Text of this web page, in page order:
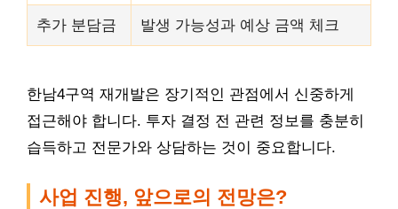
추가 분담금 발생 가능성과 예상 금액 체크
한남4구역 재개발은 장기적인 관점에서 신중하게
접근해야 합니다. 투자 결정 전 관련 정보를 충분히
습득하고 전문가와 상담하는 것이 중요합니다.
사업 진행, 앞으로의 전망은?